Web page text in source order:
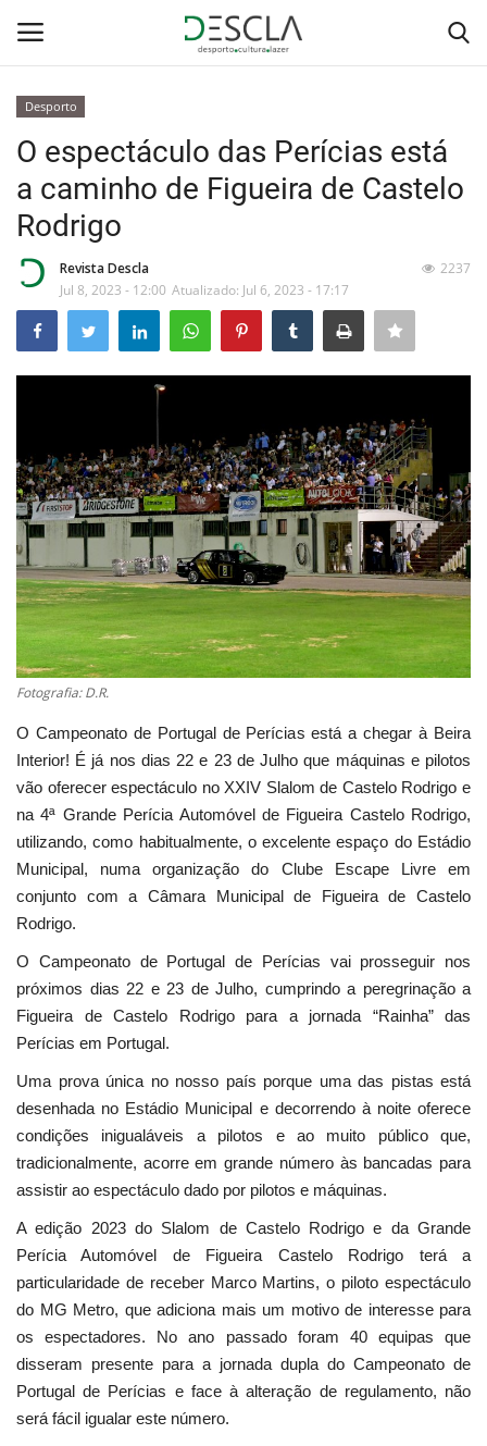
Home
...by Descla
Desporto
Educação
Estatuto Editorial
Saúde
Ficha técnica
Cultura
Lazer
Ambiente
Desporto
O espectáculo das Perícias está
a caminho de Figueira de Castelo
Rodrigo
Revista Descla
Jul 8, 2023 - 12:00 Atualizado: Jul 6, 2023 - 17:17
2237
Fotografia: D.R.
O Campeonato de Portugal de Perícias está a chegar à Beira
Interior! É já nos dias 22 e 23 de Julho que máquinas e pilotos
vão oferecer espectáculo no XXIV Slalom de Castelo Rodrigo e
na 4ª Grande Perícia Automóvel de Figueira Castelo Rodrigo,
utilizando, como habitualmente, o excelente espaço do Estádio
Municipal, numa organização do Clube Escape Livre em
conjunto com a Câmara Municipal de Figueira de Castelo
Rodrigo.
O Campeonato de Portugal de Perícias vai prosseguir nos
próximos dias 22 e 23 de Julho, cumprindo a peregrinação a
Figueira de Castelo Rodrigo para a jornada “Rainha” das
Perícias em Portugal.
Uma prova única no nosso país porque uma das pistas está
desenhada no Estádio Municipal e decorrendo à noite oferece
condições inigualáveis a pilotos e ao muito público que,
tradicionalmente, acorre em grande número às bancadas para
assistir ao espectáculo dado por pilotos e máquinas.
A edição 2023 do Slalom de Castelo Rodrigo e da Grande
Perícia Automóvel de Figueira Castelo Rodrigo terá a
particularidade de receber Marco Martins, o piloto espectáculo
do MG Metro, que adiciona mais um motivo de interesse para
os espectadores. No ano passado foram 40 equipas que
disseram presente para a jornada dupla do Campeonato de
Portugal de Perícias e face à alteração de regulamento, não
será fácil igualar este número.